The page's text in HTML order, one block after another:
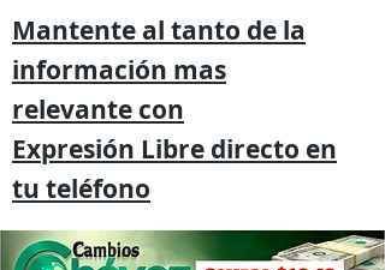
Mantente al tanto de la
información mas
relevante con
Expresión Libre directo en
tu teléfono